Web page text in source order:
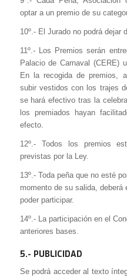
optar a un premio de su
10º.- El Jurado no podrá dejar
11º.- Los Premios serán
Palacio de Carnaval (CERE)
En la recogida de premios,
subir vestidos con los trajes
se hará efectivo tras la
los premiados hayan
efecto.
12º.- Todos los premios
previstas por la Ley.
13º.- Toda peña que no esté
momento de su salida, deberá
poder participar.
14º.- La participación en el
anteriores bases.
5.- PUBLICIDAD
Se podrá acceder al texto